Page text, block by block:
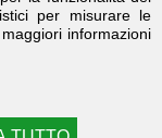
per misurare le
informazioni